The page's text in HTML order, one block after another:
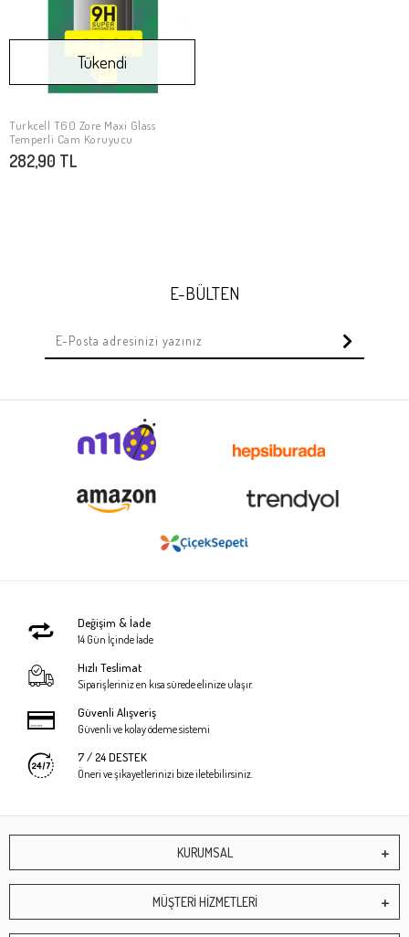
Stokta Yok
Tükendi
Turkcell T60 Zore Maxi Glass
Temperli Cam Koruyucu
282,90 TL
E-BÜLTEN
Değişim & İade
14 Gün İçinde İade
Hızlı Teslimat
Siparişleriniz en kısa sürede elinize ulaşır.
Güvenli Alışveriş
Güvenli ve kolay ödeme sistemi
7 / 24 DESTEK
Öneri ve şikayetlerinizi bize iletebilirsiniz.
KURUMSAL
MÜŞTERİ HİZMETLERİ